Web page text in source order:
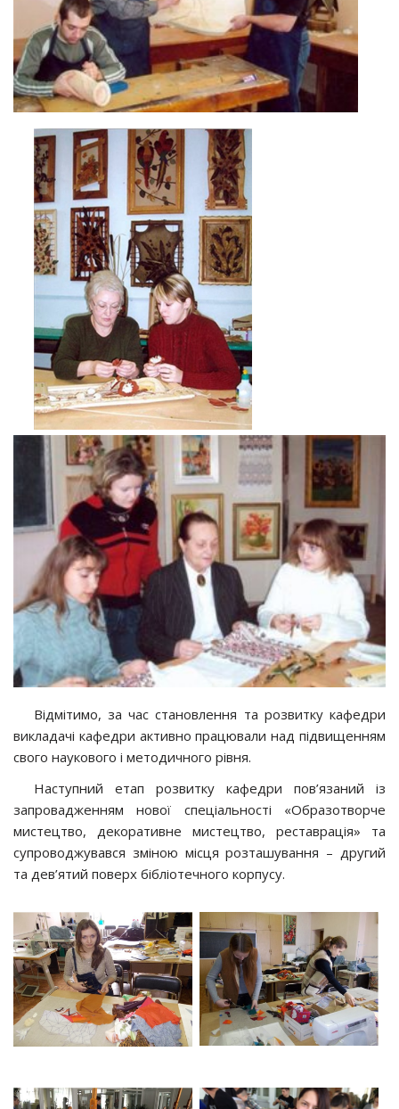
Відмітимо, за час становлення та розвитку кафедри
викладачі кафедри активно працювали над підвищенням
свого наукового і методичного рівня.
Наступний етап розвитку кафедри пов’язаний із
запровадженням нової спеціальності «Образотворче
мистецтво, декоративне мистецтво, реставрація» та
супроводжувався зміною місця розташування – другий
та дев’ятий поверх бібліотечного корпусу.